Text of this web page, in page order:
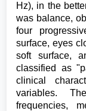
Hz), in the
was balance,
four
surface, eyes
soft surface,
classified as
clinical
variables.
frequencies,